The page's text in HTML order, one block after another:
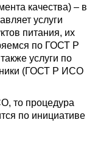
качества) – в
услуги
питания, их
по ГОСТ Р
услуги по
(ГОСТ Р ИСО
то процедура
по инициативе